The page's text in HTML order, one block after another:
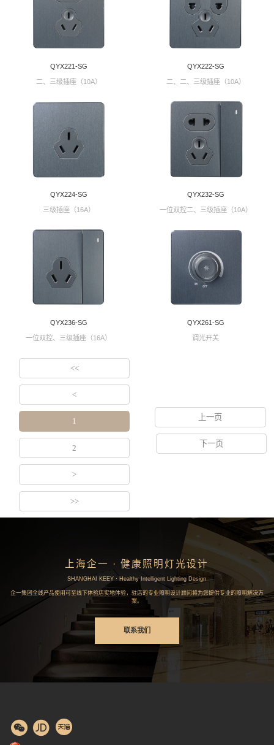
QYX221-SG
二、三级插座（10A）
QYX222-SG
二、二、三级插座（10A）
QYX224-SG
三级插座（16A）
QYX232-SG
一位双控二、三级插座（10A）
QYX236-SG
一位双控、三级插座（16A）
QYX261-SG
调光开关
<<
<
1
2
>
>>
上一页
下一页
上海企一 · 健康照明灯光设计
SHANGHAI KEEY · Healthy Intelligent Lighting Design
企一集团全线产品使用可至线下体验店实地体验，驻店的专业照明设计顾问将为您提供专业的照明解决方
案。
联系我们